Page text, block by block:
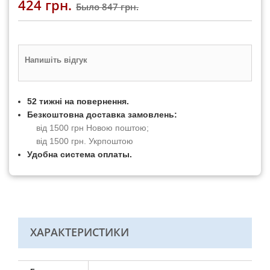
424 грн. Было847 грн.
Напишіть відгук
52 тижні на повернення.
Безкоштовна доставка замовлень:
від 1500 грн Новою поштою;
від 1500 грн. Укрпоштою
Удобна система оплаты.
ХАРАКТЕРИСТИКИ